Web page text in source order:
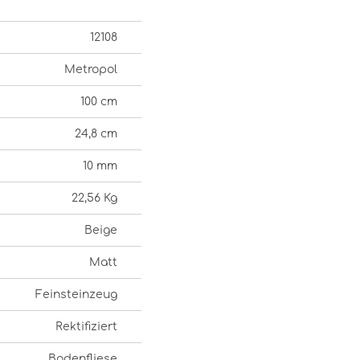
12108
Metropol
100 cm
24,8 cm
10 mm
22,56 Kg
Beige
Matt
Feinsteinzeug
Rektifiziert